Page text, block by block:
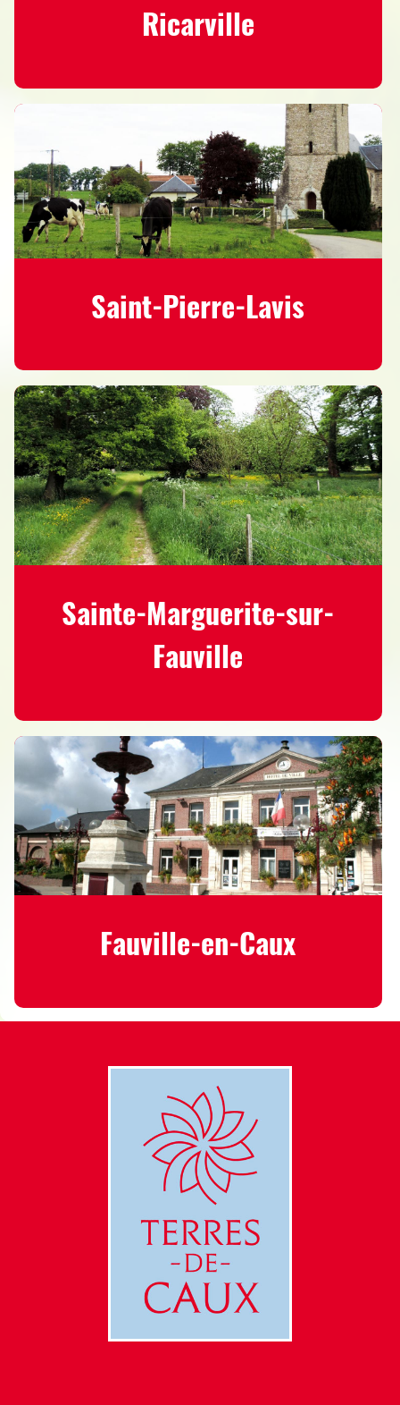
Ricarville
Saint-Pierre-Lavis
Sainte-Marguerite-sur-
Fauville
Fauville-en-Caux